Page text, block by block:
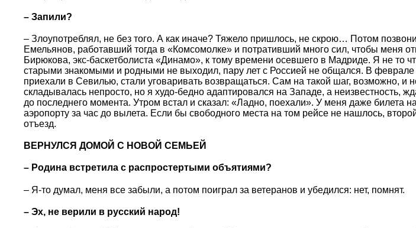
– Запили?
– Злоупотреблял, не без того. А как иначе? Тяжело пришлось, не скрою… Потом
Емельянов, работавший тогда в «Комсомолке» и потративший много сил, чтобы меня
Бирюкова, экс-баскетболиста «Динамо», к тому времени осевшего в Мадриде. Я не то
старыми знакомыми и родными не выходил, пару лет с Россией не общался. В
приехали в Севилью, стали уговаривать возвращаться. Сам на такой шаг, возможно, и
складывалась непросто, но я худо-бедно адаптировался на Западе, а неизвестность,
до последнего момента. Утром встал и сказал: «Ладно, поехали». У меня даже билета
аэропорту за час до вылета. Если бы свободного места на том рейсе не нашлось,
отъезд.
ВЕРНУЛСЯ ДОМОЙ С НОВОЙ СЕМЬЕЙ
– Родина встретила с распростертыми объятиями?
– Я-то думал, меня все забыли, а потом поиграл за ветеранов и убедился: нет, помнят.
– Эх, не верили в русский народ!